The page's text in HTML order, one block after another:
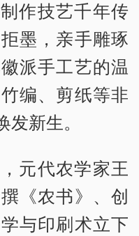
作技艺千年传
墨，亲手雕琢
派手工艺的温
编、剪纸等非
新生。
元代农学家王
《农书》、创
与印刷术立下